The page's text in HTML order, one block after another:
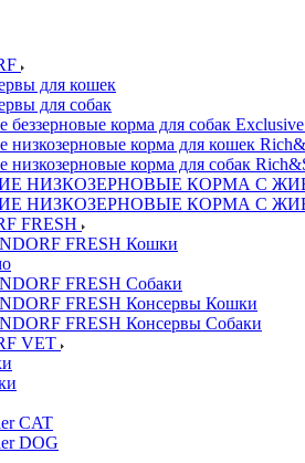
для кошек
для собак
беззерновые корма для собак
низкозерновые корма для кошек
низкозерновые корма для собак
НИЗКОЗЕРНОВЫЕ КОРМА С
НИЗКОЗЕРНОВЫЕ КОРМА С
FRESH
FRESH Кошки
FRESH Собаки
FRESH Консервы Кошки
FRESH Консервы Собаки
VET
CAT
DOG